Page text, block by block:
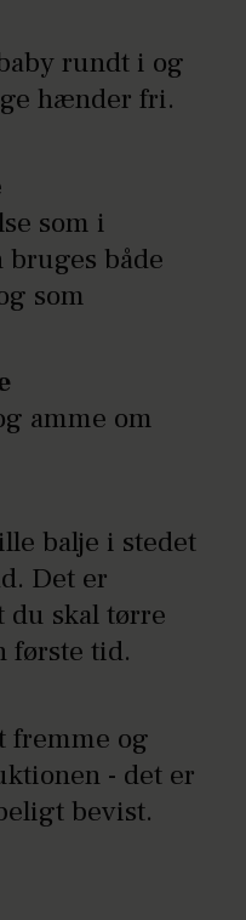
rundt i og
hænder fri.
som i
både
som
amme om
balje i stedet
Det er
skal tørre
første tid.
fremme og
- det er
bevist.